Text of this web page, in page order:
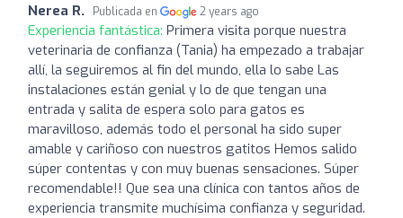
Nerea R. Publicada en 2 years ago
Experiencia fantástica: Primera visita porque nuestra
veterinaria de confianza (Tania) ha empezado a trabajar
allí, la seguiremos al fin del mundo, ella lo sabe Las
instalaciones están genial y lo de que tengan una
entrada y salita de espera solo para gatos es
maravilloso, además todo el personal ha sido super
amable y cariñoso con nuestros gatitos Hemos salido
súper contentas y con muy buenas sensaciones. Súper
recomendable!! Que sea una clínica con tantos años de
experiencia transmite muchísima confianza y seguridad.